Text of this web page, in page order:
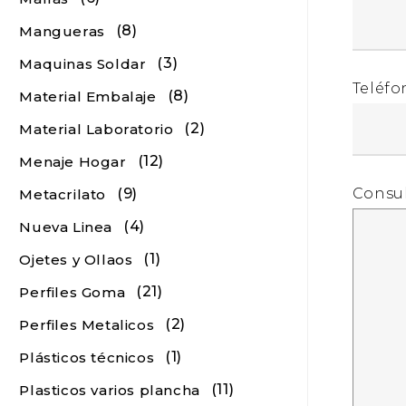
Mangueras
(8)
Maquinas Soldar
(3)
Material Embalaje
(8)
Material Laboratorio
(2)
Menaje Hogar
(12)
Metacrilato
(9)
Nueva Linea
(4)
Ojetes y Ollaos
(1)
Perfiles Goma
(21)
Perfiles Metalicos
(2)
Plásticos técnicos
(1)
Plasticos varios plancha
(11)